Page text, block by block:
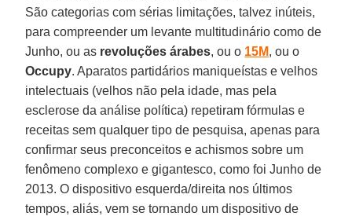
São categorias com sérias limitações, talvez inúteis,
para compreender um levante multitudinário como de
Junho, ou as revoluções árabes, ou o 15M, ou o
Occupy. Aparatos partidários maniqueístas e velhos
intelectuais (velhos não pela idade, mas pela
esclerose da análise política) repetiram fórmulas e
receitas sem qualquer tipo de pesquisa, apenas para
confirmar seus preconceitos e achismos sobre um
fenômeno complexo e gigantesco, como foi Junho de
2013. O dispositivo esquerda/direita nos últimos
tempos, aliás, vem se tornando um dispositivo de